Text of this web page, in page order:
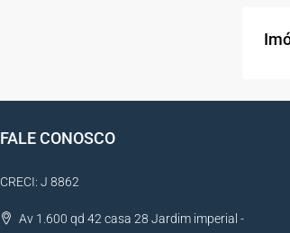
FALE CONOSCO
CRECI: J 8862
Av 1.600 qd 42 casa 28 Jardim imperial -